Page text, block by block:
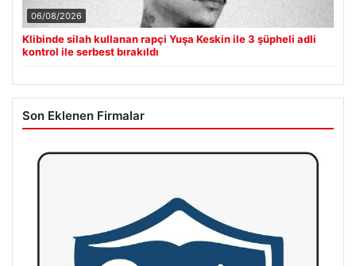
06/08/2026
Klibinde silah kullanan rapçi Yuşa Keskin ile 3 şüpheli adli
kontrol ile serbest bırakıldı
Son Eklenen Firmalar